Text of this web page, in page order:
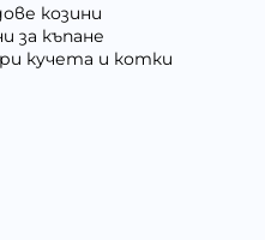
козини
за къпане
кучета и котки